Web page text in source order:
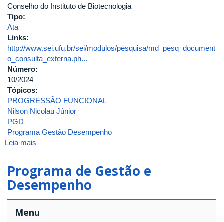
Conselho do Instituto de Biotecnologia
Tipo:
Ata
Links:
http://www.sei.ufu.br/sei/modulos/pesquisa/md_pesq_document
o_consulta_externa.ph...
Número:
10/2024
Tópicos:
PROGRESSÃO FUNCIONAL
Nilson Nicolau Júnior
PGD
Programa Gestão Desempenho
Leia mais
10ª
REUNIÃO
[ORDINÁRIA]
2024
Programa de Gestão e
Desempenho
Menu